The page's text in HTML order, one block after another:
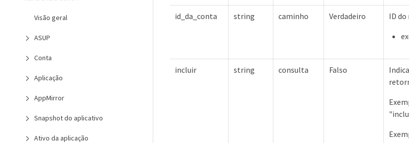
Visão geral
ASUP
Conta
Aplicação
AppMirror
Snapshot do aplicativo
Ativo da aplicação
id_da_conta string caminho Verdadeiro
ID
incluir string consulta Falso